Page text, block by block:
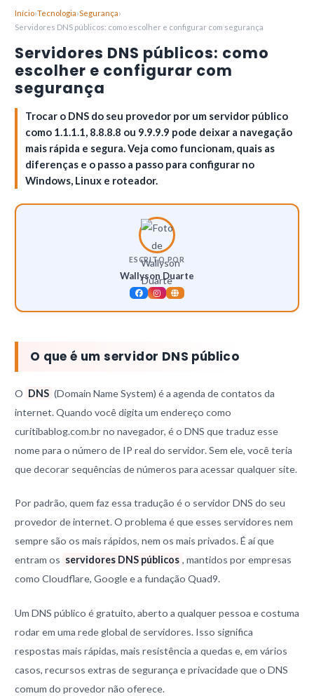
Início›Tecnologia›Segurança›
Servidores DNS públicos: como escolher e configurar com segurança
Servidores DNS públicos: como
escolher e configurar com
segurança
Trocar o DNS do seu provedor por um servidor público
como 1.1.1.1, 8.8.8.8 ou 9.9.9.9 pode deixar a navegação
mais rápida e segura. Veja como funcionam, quais as
diferenças e o passo a passo para configurar no
Windows, Linux e roteador.
ESCRITO POR
Wallyson Duarte
O que é um servidor DNS público
O DNS (Domain Name System) é a agenda de contatos da
internet. Quando você digita um endereço como
curitibablog.com.br no navegador, é o DNS que traduz esse
nome para o número de IP real do servidor. Sem ele, você teria
que decorar sequências de números para acessar qualquer site.
Por padrão, quem faz essa tradução é o servidor DNS do seu
provedor de internet. O problema é que esses servidores nem
sempre são os mais rápidos, nem os mais privados. É aí que
entram os servidores DNS públicos , mantidos por empresas
como Cloudflare, Google e a fundação Quad9.
Um DNS público é gratuito, aberto a qualquer pessoa e costuma
rodar em uma rede global de servidores. Isso significa
respostas mais rápidas, mais resistência a quedas e, em vários
casos, recursos extras de segurança e privacidade que o DNS
comum do provedor não oferece.